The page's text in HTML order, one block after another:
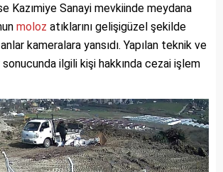
Kazımiye Sanayi mevkiinde meydana
moloz atıklarını gelişigüzel şekilde
kameralara yansıdı. Yapılan teknik ve
ilgili kişi hakkında cezai işlem